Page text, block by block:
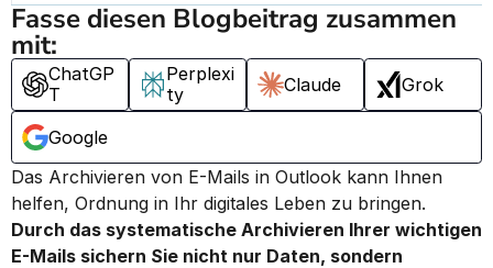
Fasse diesen Blogbeitrag zusammen
mit:
ChatGP
T
Perplexi
ty
Claude Grok
Google
Das Archivieren von E-Mails in Outlook kann Ihnen
Durch das systematische Archivieren Ihrer wichtigen
E-Mails sichern Sie nicht nur Daten, sondern